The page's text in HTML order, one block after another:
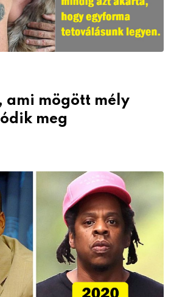
ami mögött mély
meg